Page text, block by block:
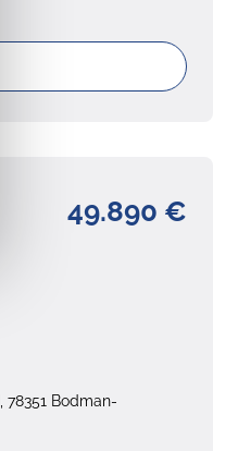
49.890 €
, 78351 Bodman-